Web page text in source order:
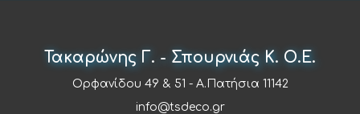
Τακαρώνης Γ. - Σπουρνιάς Κ. Ο.Ε.
Ορφανίδου 49 & 51 - Α.Πατήσια 11142
info@tsdeco.gr